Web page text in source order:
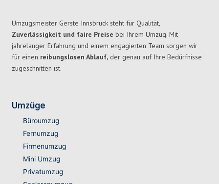
Umzugsmeister Gerste Innsbruck steht für Qualität,
Zuverlässigkeit und faire Preise bei Ihrem Umzug. Mit
jahrelanger Erfahrung und einem engagierten Team sorgen wir
für einen reibungslosen Ablauf, der genau auf Ihre Bedürfnisse
zugeschnitten ist.
Umzüge
Büroumzug
Fernumzug
Firmenumzug
Mini Umzug
Privatumzug